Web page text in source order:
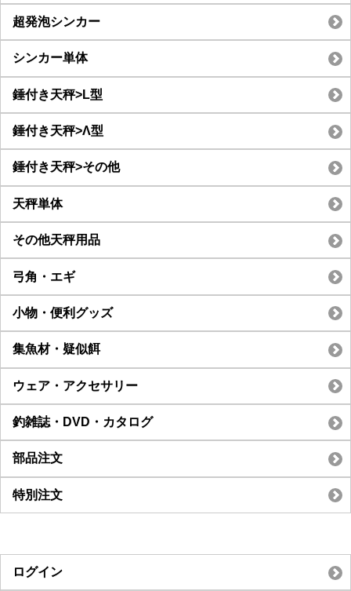
超発泡シンカー
シンカー単体
錘付き天秤>L型
錘付き天秤>Λ型
錘付き天秤>その他
天秤単体
その他天秤用品
弓角・エギ
小物・便利グッズ
集魚材・疑似餌
ウェア・アクセサリー
釣雑誌・DVD・カタログ
部品注文
特別注文
ログイン